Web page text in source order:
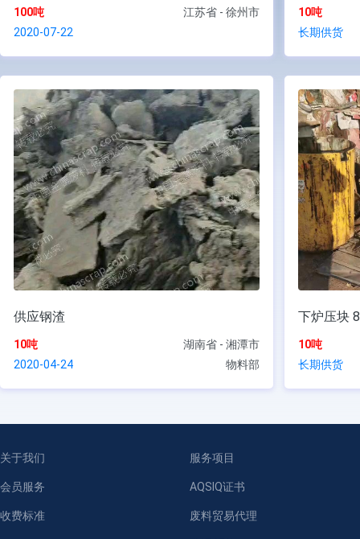
100吨
江苏省 - 徐州市
2020-07-22
10吨
长期供货
供应钢渣
10吨
湖南省 - 湘潭市
2020-04-24
物料部
下炉压块
10吨
长期供货
关于我们
会员服务
收费标准
服务项目
AQSIQ证书
废料贸易代理